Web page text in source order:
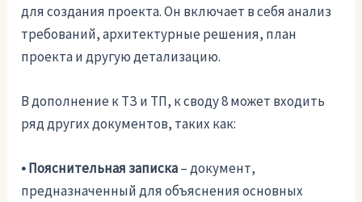
для создания проекта. Он включает в себя анализ
требований, архитектурные решения, план
проекта и другую детализацию.
В дополнение к ТЗ и ТП, к своду 8 может входить
ряд других документов, таких как:
• Пояснительная записка– документ,
предназначенный для объяснения основных